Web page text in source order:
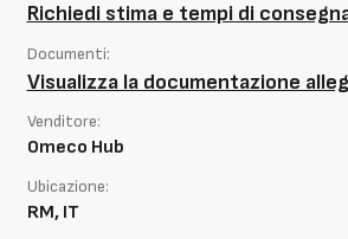
Richiedi stima e tempi di
Documenti:
Visualizza la documentazione
Venditore:
Omeco Hub
Ubicazione:
RM, IT